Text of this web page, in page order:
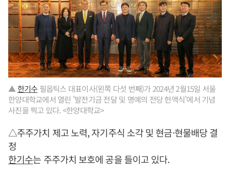
▲한기수 필옵틱스 대표이사(왼쪽 다섯 번째)가 2024년 2월15일 서울
한양대학교에서 열린 '발전기금 전달 및 명예의 전당 헌액식'에서 기념
사진을 찍고 있다. <한양대학교>
△주주가치 제고 노력, 자기주식 소각 및 현금·현물배당 결
정
한기수는 주주가치 보호에 공을 들이고 있다.